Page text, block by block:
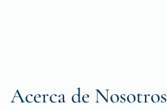
Acerca de Nosotros